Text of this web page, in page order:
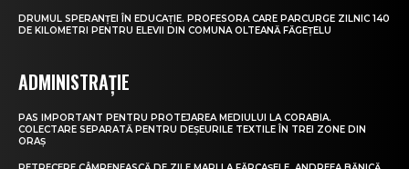
DRUMUL SPERANȚEI ÎN EDUCAȚIE. PROFESORA CARE PARCURGE ZILNIC 140
DE KILOMETRI PENTRU ELEVII DIN COMUNA OLTEANĂ FĂGEȚELU
ADMINISTRAȚIE
PAS IMPORTANT PENTRU PROTEJAREA MEDIULUI LA CORABIA.
COLECTARE SEPARATĂ PENTRU DEȘEURILE TEXTILE ÎN TREI ZONE DIN
ORAȘ